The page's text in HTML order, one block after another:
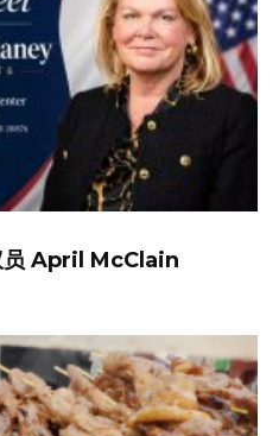
员 April McClain